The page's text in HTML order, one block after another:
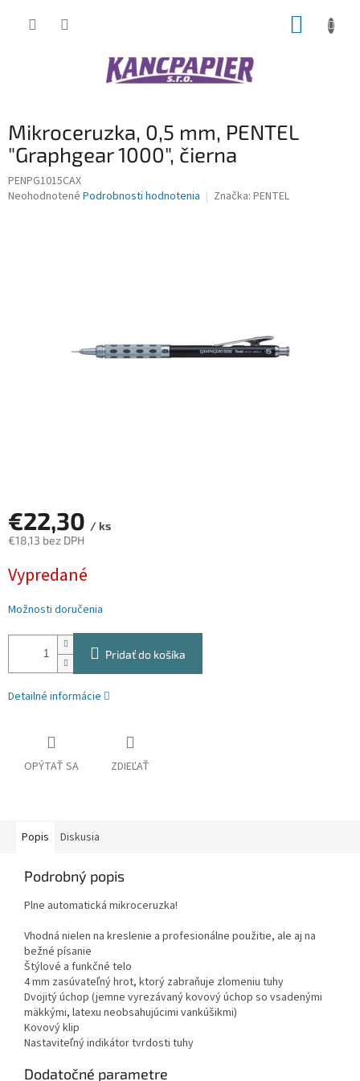
Mikroceruzka, 0,5 mm, PENTEL
"Graphgear 1000", čierna
PENPG1015CAX
Priemerné
Neohodnotené Podrobnosti hodnotenia Značka: PENTEL
€22,30 / ks
€18,13 bez DPH
cena:
Vypredané
Možnosti doručenia
Pridať do košíka
Detailné informácie
OPÝTAŤ SA ZDIEĽAŤ
Popis Diskusia
Podrobný popis
Plne automatická mikroceruzka!
Vhodná nielen na kreslenie a profesionálne použitie, ale aj na
bežné písanie
Štýlové a funkčné telo
4 mm zasúvateľný hrot, ktorý zabraňuje zlomeniu tuhy
Dvojitý úchop (jemne vyrezávaný kovový úchop so vsadenými
mäkkými, latexu neobsahujúcimi vankúšikmi)
Kovový klip
Nastaviteľný indikátor tvrdosti tuhy
Dodatočné parametre